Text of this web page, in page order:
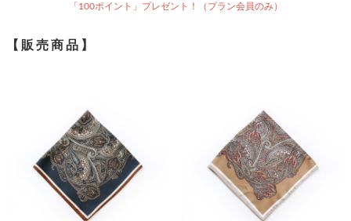
「100ポイント」プレゼント！（プラン会員のみ）
【販売商品】